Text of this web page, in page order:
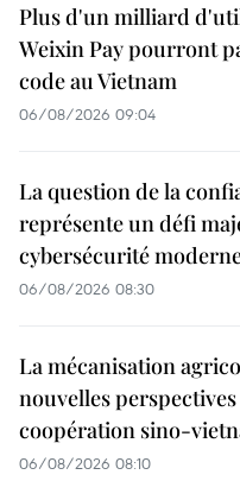
Plus d'un milliard
Weixin Pay pourront
code au Vietnam
06/08/2026 09:04
La question de la
représente un défi
cybersécurité
06/08/2026 08:30
La mécanisation
nouvelles
coopération sino-
06/08/2026 08:10